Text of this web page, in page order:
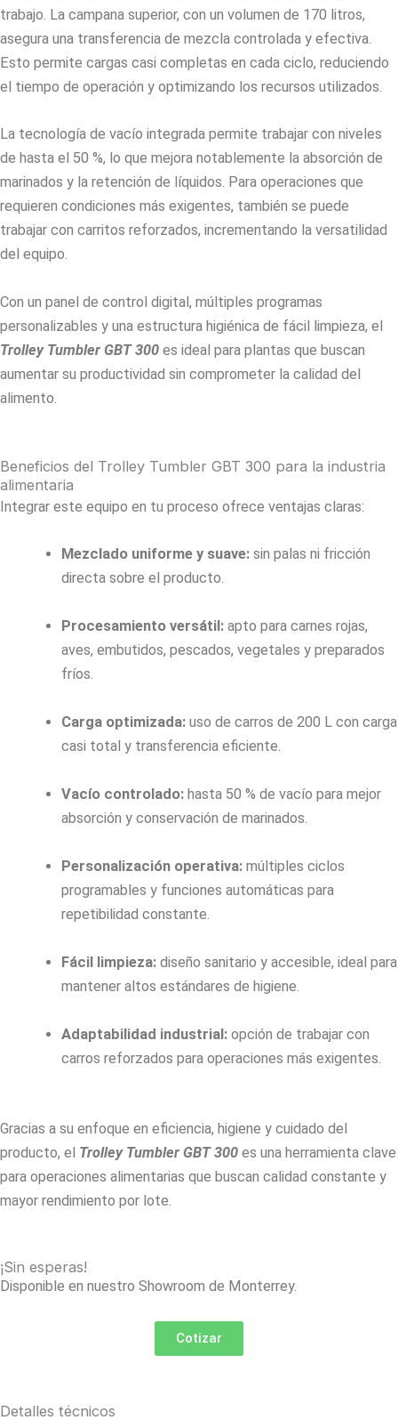
trabajo. La campana superior, con un volumen de 170 litros,
asegura una transferencia de mezcla controlada y efectiva.
Esto permite cargas casi completas en cada ciclo, reduciendo
el tiempo de operación y optimizando los recursos utilizados.
La tecnología de vacío integrada permite trabajar con niveles
de hasta el 50 %, lo que mejora notablemente la absorción de
marinados y la retención de líquidos. Para operaciones que
requieren condiciones más exigentes, también se puede
trabajar con carritos reforzados, incrementando la versatilidad
del equipo.
Con un panel de control digital, múltiples programas
personalizables y una estructura higiénica de fácil limpieza, el
Trolley Tumbler GBT 300 es ideal para plantas que buscan
aumentar su productividad sin comprometer la calidad del
alimento.
Beneficios del Trolley Tumbler GBT 300 para la industria
alimentaria
Integrar este equipo en tu proceso ofrece ventajas claras:
Mezclado uniforme y suave: sin palas ni fricción
directa sobre el producto.
Procesamiento versátil: apto para carnes rojas,
aves, embutidos, pescados, vegetales y preparados
fríos.
Carga optimizada: uso de carros de 200 L con carga
casi total y transferencia eficiente.
Vacío controlado: hasta 50 % de vacío para mejor
absorción y conservación de marinados.
Personalización operativa: múltiples ciclos
programables y funciones automáticas para
repetibilidad constante.
Fácil limpieza: diseño sanitario y accesible, ideal para
mantener altos estándares de higiene.
Adaptabilidad industrial: opción de trabajar con
carros reforzados para operaciones más exigentes.
Gracias a su enfoque en eficiencia, higiene y cuidado del
producto, el Trolley Tumbler GBT 300 es una herramienta clave
para operaciones alimentarias que buscan calidad constante y
mayor rendimiento por lote.
¡Sin esperas!
Disponible en nuestro Showroom de Monterrey.
Cotizar
Detalles técnicos